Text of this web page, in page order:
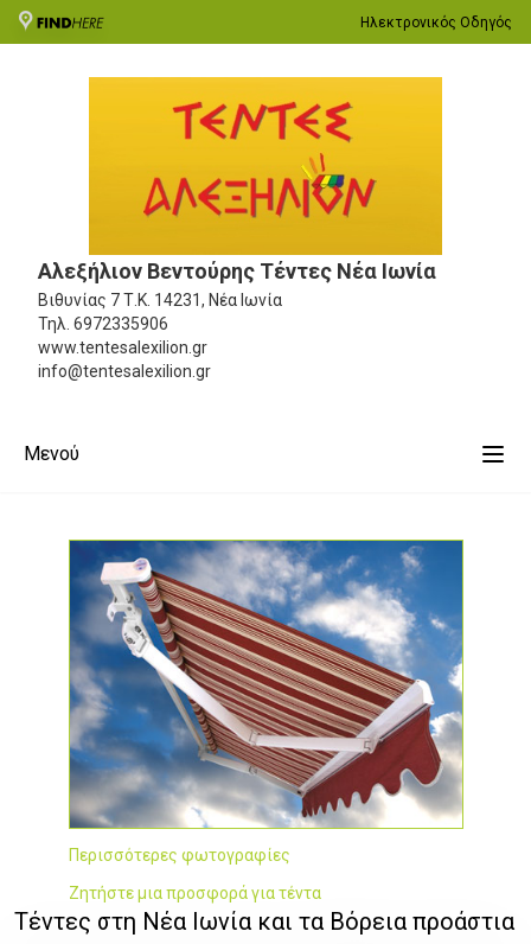
Ηλεκτρονικός Οδηγός
Αλεξήλιον Βεντούρης Τέντες Νέα Ιωνία
Βιθυνίας 7Τ.Κ. 14231, Νέα Ιωνία
Τηλ. 6972335906
www.tentesalexilion.gr
info@tentesalexilion.gr
Μενού
Περισσότερες φωτογραφίες
Ζητήστε μια προσφορά για τέντα
Τέντες στη Νέα Ιωνία και τα Βόρεια προάστια